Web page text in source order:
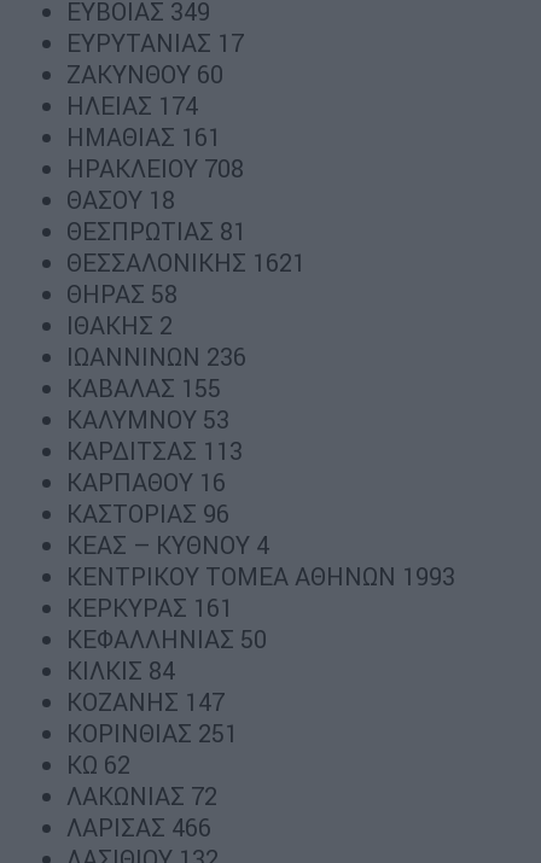
ΕΥΒΟΙΑΣ 349
ΕΥΡΥΤΑΝΙΑΣ 17
ΖΑΚΥΝΘΟΥ 60
ΗΛΕΙΑΣ 174
ΗΜΑΘΙΑΣ 161
ΗΡΑΚΛΕΙΟΥ 708
ΘΑΣΟΥ 18
ΘΕΣΠΡΩΤΙΑΣ 81
ΘΕΣΣΑΛΟΝΙΚΗΣ 1621
ΘΗΡΑΣ 58
ΙΘΑΚΗΣ 2
ΙΩΑΝΝΙΝΩΝ 236
ΚΑΒΑΛΑΣ 155
ΚΑΛΥΜΝΟΥ 53
ΚΑΡΔΙΤΣΑΣ 113
ΚΑΡΠΑΘΟΥ 16
ΚΑΣΤΟΡΙΑΣ 96
ΚΕΑΣ – ΚΥΘΝΟΥ 4
ΚΕΝΤΡΙΚΟΥ ΤΟΜΕΑ ΑΘΗΝΩΝ 1993
ΚΕΡΚΥΡΑΣ 161
ΚΕΦΑΛΛΗΝΙΑΣ 50
ΚΙΛΚΙΣ 84
ΚΟΖΑΝΗΣ 147
ΚΟΡΙΝΘΙΑΣ 251
ΚΩ 62
ΛΑΚΩΝΙΑΣ 72
ΛΑΡΙΣΑΣ 466